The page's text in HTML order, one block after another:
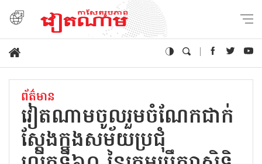
ព័ត៌មាន
វៀតណាមចូលរួមចំណែកជាក់
ស្តែងក្នុងសម័យប្រជុំ